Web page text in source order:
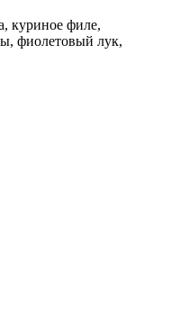
куриное филе,
фиолетовый лук,